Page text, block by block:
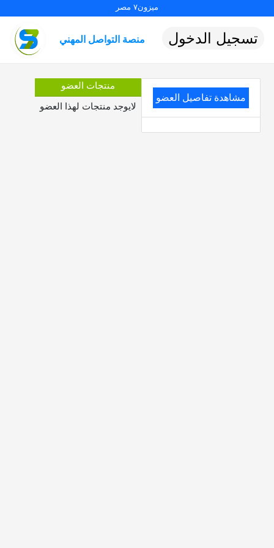
ميزون٧ مصر
منصة التواصل المهني تسجيل الدخول
مشاهدة تفاصيل العضو
منتجات العضو
لايوجد منتجات لهذا العضو